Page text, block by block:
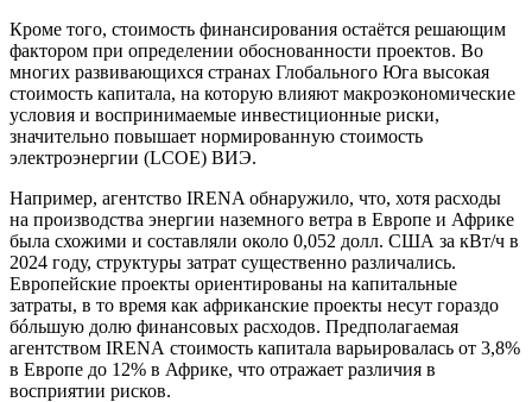
Кроме того, стоимость финансирования остаётся решающим
фактором при определении обоснованности проектов. Во
многих развивающихся странах Глобального Юга высокая
стоимость капитала, на которую влияют макроэкономические
условия и воспринимаемые инвестиционные риски,
значительно повышает нормированную стоимость
электроэнергии (LCOE) ВИЭ.
Например, агентство IRENA обнаружило, что, хотя расходы
на производства энергии наземного ветра в Европе и Африке
была схожими и составляли около 0,052 долл. США за кВт/ч в
2024 году, структуры затрат существенно различались.
Европейские проекты ориентированы на капитальные
затраты, в то время как африканские проекты несут гораздо
бóльшую долю финансовых расходов. Предполагаемая
агентством IRENA стоимость капитала варьировалась от 3,8%
в Европе до 12% в Африке, что отражает различия в
восприятии рисков.